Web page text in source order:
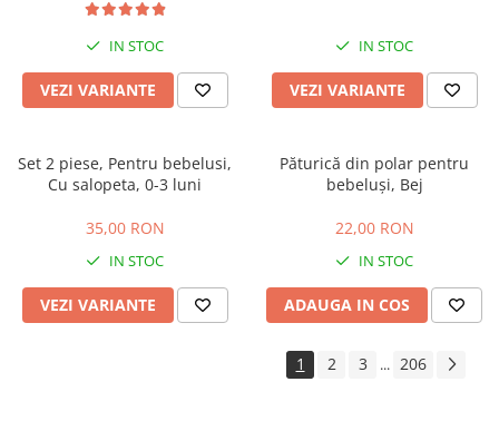
IN STOC
VEZI VARIANTE
IN STOC
VEZI VARIANTE
Set 2 piese, Pentru bebelusi,
Cu salopeta, 0-3 luni
35,00 RON
IN STOC
VEZI VARIANTE
Păturică din polar pentru
bebeluși, Bej
22,00 RON
IN STOC
ADAUGA IN COS
1 2 3 ... 206